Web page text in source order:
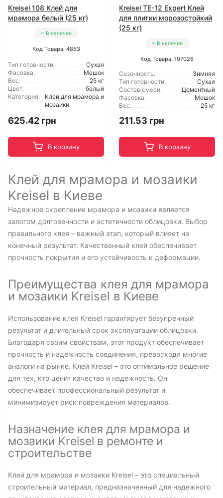
Kreisel 108 Клей для
мрамора белый (25 кг)
В наличии
Код Товара: 4853
Тип готовности:
Сухая
Фасовка:
Мешок
Вес:
25 кг
Цвет:
белый
Категория:
Клей для мрамора и
мозаики
625.42 грн
В корзину
Kreisel TE-12 Expert Клей
для плитки морозостойкий
(25 кг)
В наличии
Код Товара: 107026
Сезонность:
Зимняя
Тип готовности:
Сухая
Состав смеси:
Цементный
Фасовка:
Мешок
Вес:
25 кг
211.53 грн
В корзину
Клей для мрамора и мозаики
Kreisel в Киеве
Надежное скрепление мрамора и мозаики является
залогом долговечности и эстетичности облицовки. Выбор
правильного клея – важный этап, который влияет на
конечный результат. Качественный клей обеспечивает
прочность покрытия и его устойчивость к деформации.
Преимущества клея для мрамора
и мозаики Kreisel в Киеве
Использование клея Kreisel гарантирует безупречный
результат и длительный срок эксплуатации облицовки.
Благодаря своим свойствам, этот продукт обеспечивает
прочность и надежность соединения, превосходя многие
аналоги на рынке. Клей Kreisel – это оптимальное решение
для тех, кто ценит качество и надежность. Он
обеспечивает профессиональный результат и
минимизирует риск повреждения материалов.
Назначение клея для мрамора и
мозаики Kreisel в ремонте и
строительстве
Клей для мрамора и мозаики Kreisel – это специальный
строительный материал, предназначенный для надежного